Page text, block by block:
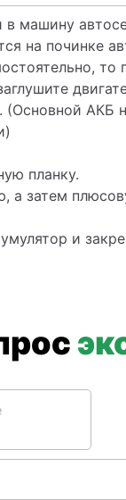
в машину
на починке
(Основной АКБ
планку.
а затем
и